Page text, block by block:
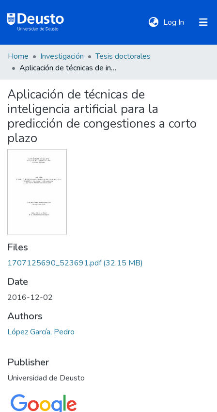
Log In (current)
DeustoTeka
Communities
&
Collections
All of DSpace
Statistics
Policies
Home Investigación
Tesis doctorales
Aplicación de técnicas de inteligencia artificial para la predicción de congestiones a corto plazo
Aplicación de técnicas de
inteligencia artificial para la
predicción de congestiones a corto
plazo
Files
1707125690_523691.pdf(32.15 MB)
Date
2016-12-02
Authors
López García, Pedro
Publisher
Universidad de Deusto